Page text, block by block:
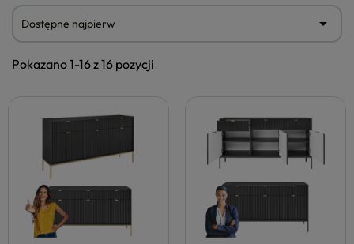
Dostępne najpierw 
Pokazano 1-16 z 16 pozycji